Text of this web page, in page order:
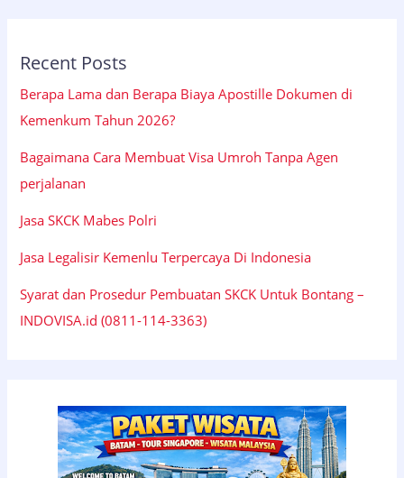
Recent Posts
Berapa Lama dan Berapa Biaya Apostille Dokumen di
Kemenkum Tahun 2026?
Bagaimana Cara Membuat Visa Umroh Tanpa Agen
perjalanan
Jasa SKCK Mabes Polri
Jasa Legalisir Kemenlu Terpercaya Di Indonesia
Syarat dan Prosedur Pembuatan SKCK Untuk Bontang –
INDOVISA.id (0811-114-3363)